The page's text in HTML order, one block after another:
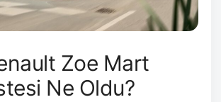
Zoe Mart
Ne Oldu?